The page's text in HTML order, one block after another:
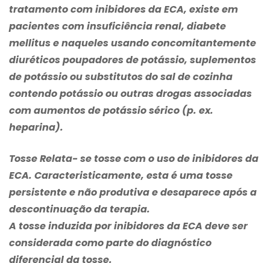
tratamento com inibidores da ECA, existe em
pacientes com insuficiência renal, diabete
mellitus e naqueles usando concomitantemente
diuréticos poupadores de potássio, suplementos
de potássio ou substitutos do sal de cozinha
contendo potássio ou outras drogas associadas
com aumentos de potássio sérico (p. ex.
heparina).
Tosse Relata- se tosse com o uso de inibidores da
ECA. Caracteristicamente, esta é uma tosse
persistente e não produtiva e desaparece após a
descontinuação da terapia.
A tosse induzida por inibidores da ECA deve ser
considerada como parte do diagnóstico
diferencial da tosse.